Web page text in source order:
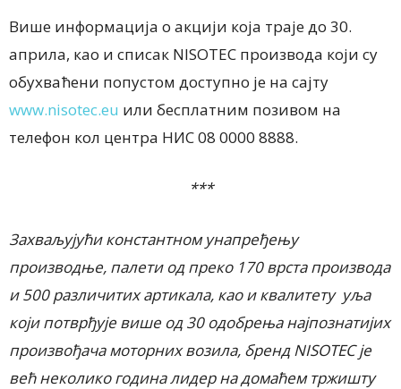
Више информација о акцији која траје до 30.
априла, као и списак NISOTEC производа који су
обухваћени попустом доступно је на сајту
www.nisotec.eu или бесплатним позивом на
телефон кол центра НИС 08 0000 8888.
***
Захваљујући константном унапређењу
производње, палети од преко 170 врста производа
и 500 различитих артикала, као и квалитету уља
који потврђује више од 30 одобрења најпознатијих
произвођача моторних возила, бренд NISOTEC је
већ неколико година лидер на домаћем тржишту